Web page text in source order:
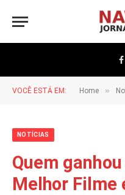
VOCÊ ESTÁ EM: Home »
NOTÍCIAS
Quem
Melhor Filme